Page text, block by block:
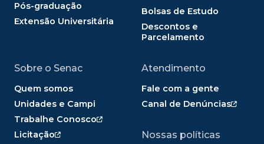
Pós-graduação
Extensão Universitária
Bolsas de Estudo
Descontos e
Parcelamento
Sobre o Senac
Quem somos
Unidades e Campi
Trabalhe Conosco
Licitação
Atendimento
Fale com a gente
Canal de Denúncias
Nossas políticas